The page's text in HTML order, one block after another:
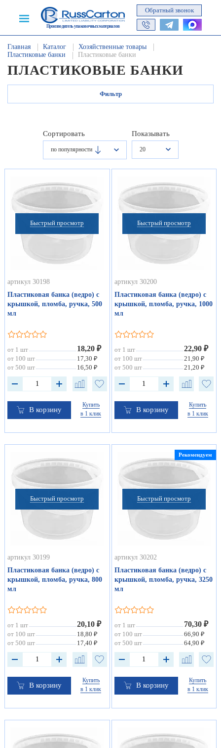
Производитель упаковочных материалов
Обратный звонок
Главная Каталог
Хозяйственные товары
Пластиковые банки
Пластиковые банки
ПЛАСТИКОВЫЕ БАНКИ
Фильтр
Сортировать
по популярности
Показывать
20
Быстрый просмотр
артикул 30198
Пластиковая банка (ведро) с
крышкой, пломба, ручка, 500
мл
от 1 шт 18,20 ₽
от 100 шт
17,30 ₽
от 500 шт
16,50 ₽
В корзину
Купить
в 1 клик
Быстрый просмотр
артикул 30200
Пластиковая банка (ведро) с
крышкой, пломба, ручка, 1000
мл
от 1 шт 22,90 ₽
от 100 шт
21,90 ₽
от 500 шт
21,20 ₽
В корзину
Купить
в 1 клик
Быстрый просмотр
артикул 30199
Пластиковая банка (ведро) с
крышкой, пломба, ручка, 800
мл
от 1 шт 20,10 ₽
от 100 шт
18,80 ₽
от 500 шт
17,40 ₽
В корзину
Купить
в 1 клик
Быстрый просмотр
Рекомендуем
артикул 30202
Пластиковая банка (ведро) с
крышкой, пломба, ручка, 3250
мл
от 1 шт 70,30 ₽
от 100 шт
66,90 ₽
от 500 шт
64,90 ₽
В корзину
Купить
в 1 клик